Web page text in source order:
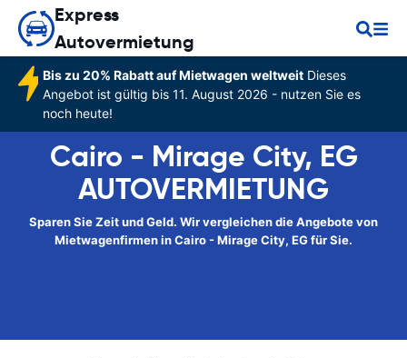
Express
Autovermietung
Bis zu 20% Rabatt auf Mietwagen weltweitDieses
Angebot ist gültig bis 11. August 2026 - nutzen Sie es
noch heute!
Cairo - Mirage City, EG
AUTOVERMIETUNG
Sparen Sie Zeit und Geld. Wir vergleichen die Angebote von
Mietwagenfirmen in Cairo - Mirage City, EG für Sie.